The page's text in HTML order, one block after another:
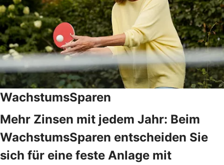
WachstumsSparen
Mehr Zinsen mit jedem Jahr: Beim
WachstumsSparen entscheiden Sie
sich für eine feste Anlage mit